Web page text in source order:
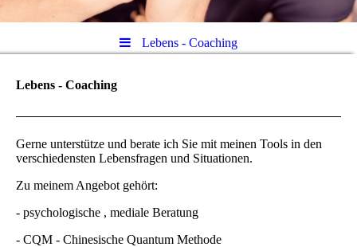
Lebens - Coaching
Lebens - Coaching
Gerne unterstütze und berate ich Sie mit meinen Tools in den
verschiedensten Lebensfragen und Situationen.
Zu meinem Angebot gehört:
- psychologische , mediale Beratung
- CQM - Chinesische Quantum Methode